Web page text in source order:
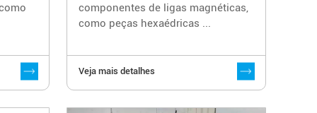
componentes de ligas magnéticas,
como peças hexaédricas ...
Veja mais detalhes